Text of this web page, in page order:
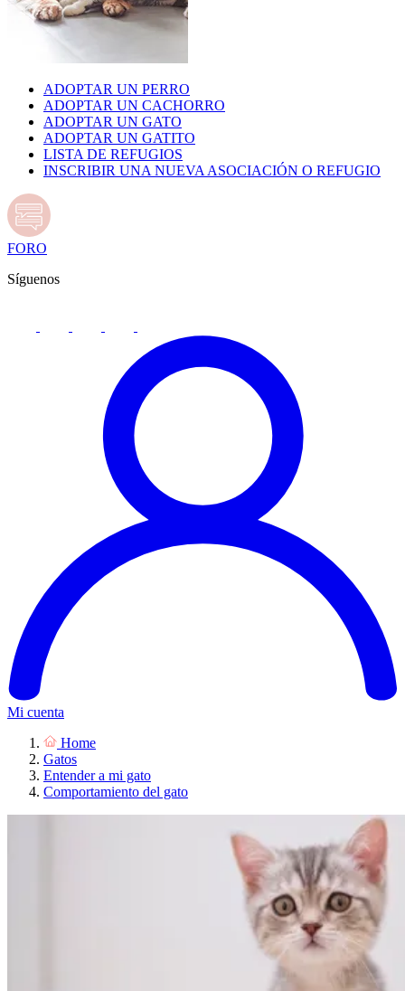
ADOPTAR UN PERRO
ADOPTAR UN CACHORRO
ADOPTAR UN GATO
ADOPTAR UN GATITO
LISTA DE REFUGIOS
INSCRIBIR UNA NUEVA ASOCIACIÓN O REFUGIO
FORO
Síguenos
Mi cuenta
Home
Gatos
Entender a mi gato
Comportamiento del gato